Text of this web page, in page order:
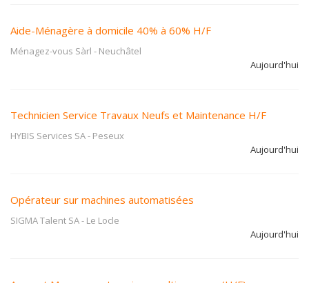
Aide-Ménagère à domicile 40% à 60% H/F
Ménagez-vous Sàrl - Neuchâtel
Aujourd'hui
Technicien Service Travaux Neufs et Maintenance H/F
HYBIS Services SA- Peseux
Aujourd'hui
Opérateur sur machines automatisées
SIGMA Talent SA- Le Locle
Aujourd'hui